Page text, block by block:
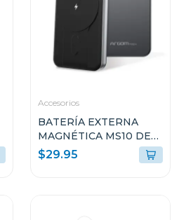
Accesorios
BATERÍA EXTERNA
MAGNÉTICA MS10 DE
1000MAH DE
ALUMINIO ARGPB1162
$29.95